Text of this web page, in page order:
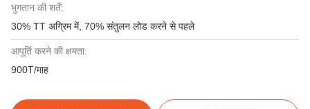
भुगतान की शर्तें:
30% TT अग्रिम में, 70% संतुलन लोड करने से पहले
आपूर्ति करने की क्षमता:
900T/माह